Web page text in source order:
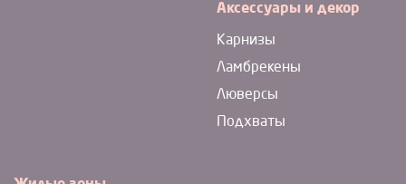
Аксессуары и декор
Карнизы
Ламбрекены
Люверсы
Подхваты